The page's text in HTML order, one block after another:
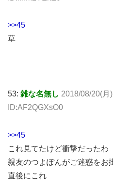
>>45
草
53: 雑な名無し 2018/08/20(月
ID:AF2QGXsO0
>>45
これ見てたけど衝撃だったわ
親友のつよぽんがご迷惑をお
直後にこれ